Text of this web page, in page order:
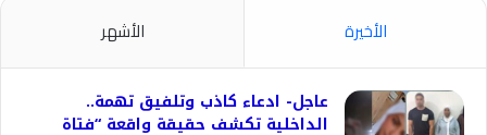
الأخيرة الأشهر
عاجل- ادعاء كاذب وتلفيق تهمة..
الداخلية تكشف حقيقة واقعة “فتاة